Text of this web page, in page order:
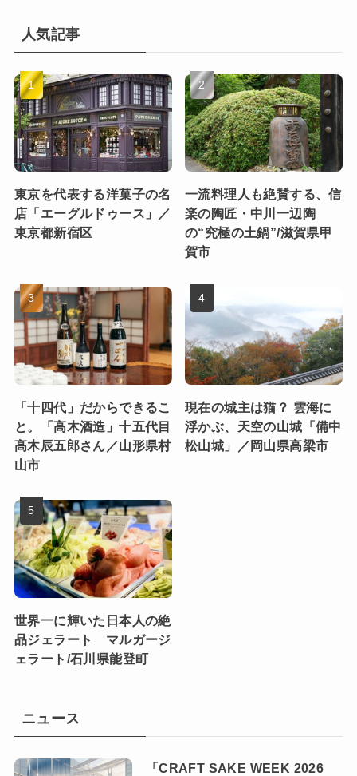
人気記事
東京を代表する洋菓子の名
店「エーグルドゥース」／
東京都新宿区
一流料理人も絶賛する、信
楽の陶匠・中川一辺陶
の“究極の土鍋”/滋賀県甲
賀市
「十四代」だからできるこ
と。「高木酒造」十五代目
髙木辰五郎さん／山形県村
山市
現在の城主は猫？ 雲海に
浮かぶ、天空の山城「備中
松山城」／岡山県高梁市
世界一に輝いた日本人の絶
品ジェラート マルガージ
ェラート/石川県能登町
ニュース
「CRAFT SAKE WEEK 2026